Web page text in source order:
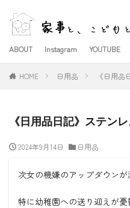
ABOUT Instagram YOUTUBE
HOME 日用品 《日用
《日用品日記》ステン
2024年9月14日 日用品
次女の機嫌のアップダウンが
特に幼稚園への送り迎えが